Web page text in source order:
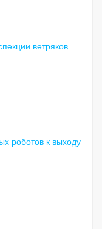
ветряков
роботов к выходу